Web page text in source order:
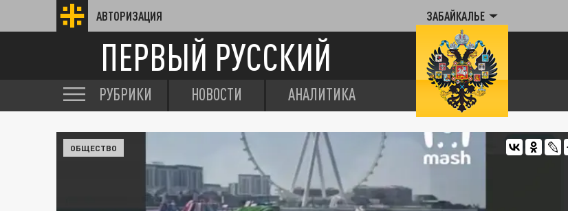
АВТОРИЗАЦИЯ ЗАБАЙКАЛЬЕ
ПЕРВЫЙ РУССКИЙ
РУБРИКИ НОВОСТИ АНАЛИТИКА
ОБЩЕСТВО